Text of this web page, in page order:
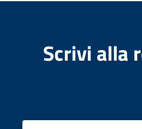
Formazione
eventi
Scrivi alla